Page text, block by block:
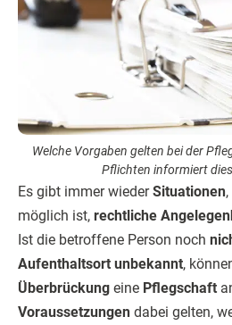
Welche Vorgaben gelten bei der
Pflichten informiert
Es gibt immer wiederSituationen
möglich ist, rechtliche
Ist die betroffene Person noch
Aufenthaltsort unbekannt,
Überbrückung eine Pflegschaft
Voraussetzungen dabei gelten,